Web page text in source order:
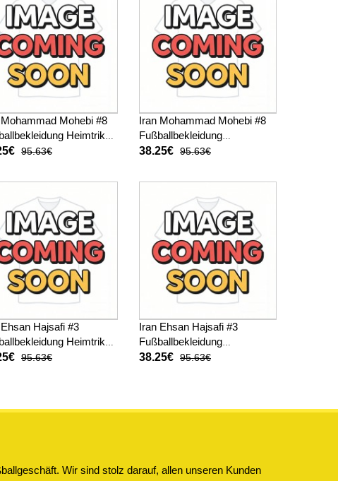
Mohebi #8
Heimtrikot
Kurzarm
95.63€
Iran Mohammad Mohebi #8
Fußballbekleidung
Auswärtstrikot WM 2026
38.25€ 95.63€
Hajsafi #3
Heimtrikot
Kurzarm
95.63€
Iran Ehsan Hajsafi #3
Fußballbekleidung
Auswärtstrikot WM 2026
38.25€ 95.63€
Wir sind stolz darauf, allen unseren Kunden